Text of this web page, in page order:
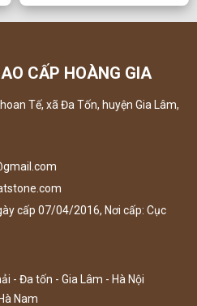
CẤP HOÀNG GIA
Tế, xã Đa Tốn, huyện Gia Lâm,
cấp 07/04/2016, Nơi cấp: Cục
- Đa tốn - Gia Lâm - Hà Nội
Nam